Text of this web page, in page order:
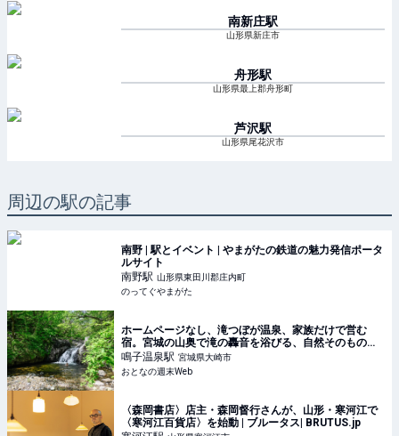
南新庄駅
山形県新庄市
舟形駅
山形県最上郡舟形町
芦沢駅
山形県尾花沢市
周辺の駅の記事
南野 | 駅とイベント | やまがたの鉄道の魅力発信ポータ
ルサイト
南野駅 山形県東田川郡庄内町
のってぐやまがた
ホームページなし、滝つぼが温泉、家族だけで営む
宿。宮城の山奥で滝の轟音を浴びる、自然そのものの
温泉体験
鳴子温泉駅 宮城県大崎市
おとなの週末Web
〈森岡書店〉店主・森岡督行さんが、山形・寒河江で
〈寒河江百貨店〉を始動 | ブルータス| BRUTUS.jp